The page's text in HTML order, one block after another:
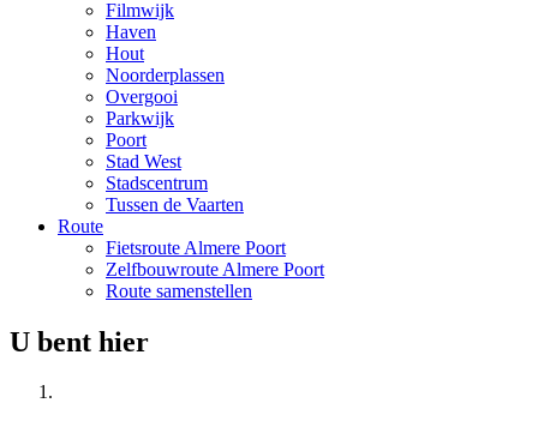
Filmwijk
Haven
Hout
Noorderplassen
Overgooi
Parkwijk
Poort
Stad West
Stadscentrum
Tussen de Vaarten
Route
Fietsroute Almere Poort
Zelfbouwroute Almere Poort
Route samenstellen
U bent hier